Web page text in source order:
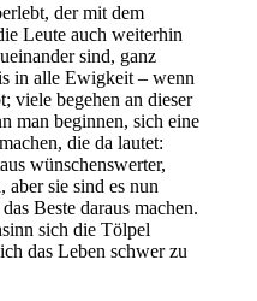
der mit dem
Leute auch weiterhin
sind, ganz
in alle Ewigkeit – wenn
viele begehen an dieser
man beginnen, sich eine
die da lautet:
wünschenswerter,
aber sie sind es nun
Beste daraus machen.
sich die Tölpel
das Leben schwer zu